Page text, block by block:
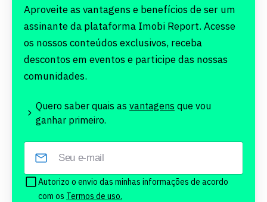
Aproveite as vantagens e benefícios de ser um
assinante da plataforma Imobi Report. Acesse
os nossos conteúdos exclusivos, receba
descontos em eventos e participe das nossas
comunidades.
Quero saber quais as vantagens que vou
ganhar primeiro.
Autorizo o envio das minhas informações de acordo
com os Termos de uso.